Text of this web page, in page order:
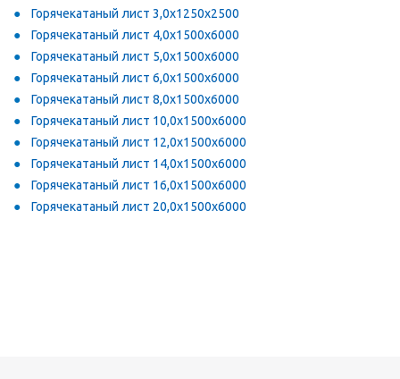
Горячекатаный лист 3,0х1250х2500
Горячекатаный лист 4,0х1500х6000
Горячекатаный лист 5,0х1500х6000
Горячекатаный лист 6,0х1500х6000
Горячекатаный лист 8,0х1500х6000
Горячекатаный лист 10,0х1500х6000
Горячекатаный лист 12,0х1500х6000
Горячекатаный лист 14,0х1500х6000
Горячекатаный лист 16,0х1500х6000
Горячекатаный лист 20,0х1500х6000